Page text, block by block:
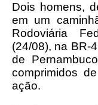
Dois homens,
em um
Rodoviária
(24/08), na BR-
de
comprimidos
ação.